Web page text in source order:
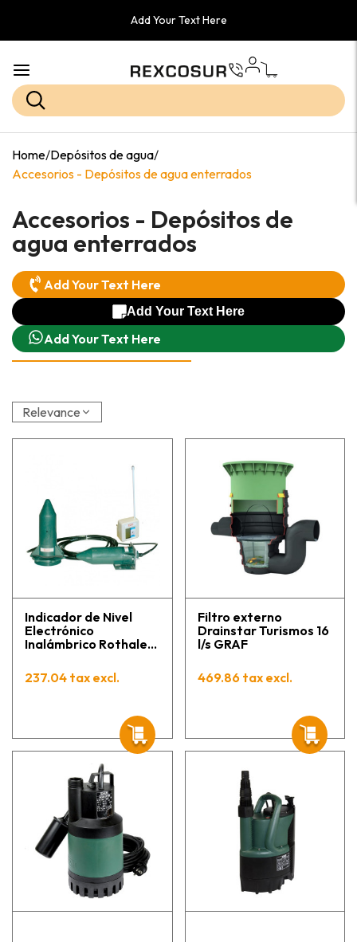
Add Your Text Here
Home/Depósitos de agua/
Accesorios - Depósitos de agua enterrados
Accesorios - Depósitos de
agua enterrados
Add Your Text Here
Add Your Text Here
Add Your Text Here
Relevance
Indicador de Nivel
Electrónico
Inalámbrico Rothalert
Depósitos de Agua,
Gasóleo y Tanques
237.04 tax excl.
Filtro externo
Drainstar Turismos 16
l/s GRAF
469.86 tax excl.